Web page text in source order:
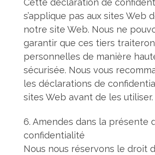
s’applique pas aux sites Web
notre site Web. Nous ne
garantir que ces tiers
personnelles de manière
sécurisée. Nous vous
les déclarations de
sites Web avant de les utiliser.
6. Amendes dans la présente
confidentialité
Nous nous réservons le droit